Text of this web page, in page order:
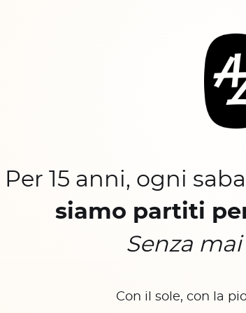
Per 15 anni, ogni
siamo partiti
Senza
Con il sole, con la